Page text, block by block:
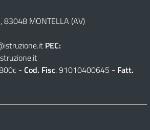
83048 MONTELLA (AV)
PEC:
- Cod. Fisc. 91010400645 - Fatt.